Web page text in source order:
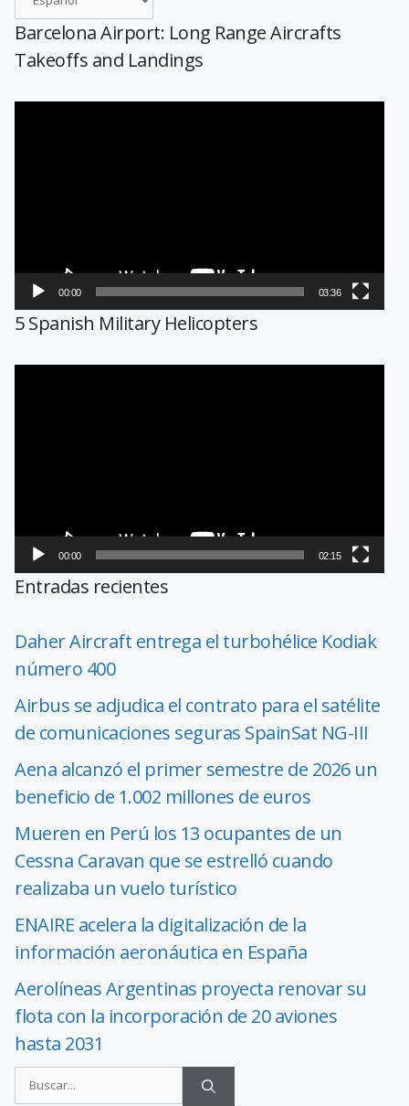
Barcelona Airport: Long Range Aircrafts
Takeoffs and Landings
00:00 03:36
5 Spanish Military Helicopters
00:00 02:15
Entradas recientes
Daher Aircraft entrega el turbohélice Kodiak
número 400
Airbus se adjudica el contrato para el satélite
de comunicaciones seguras SpainSat NG-III
Aena alcanzó el primer semestre de 2026 un
beneficio de 1.002 millones de euros
Mueren en Perú los 13 ocupantes de un
Cessna Caravan que se estrelló cuando
realizaba un vuelo turístico
ENAIRE acelera la digitalización de la
información aeronáutica en España
Aerolíneas Argentinas proyecta renovar su
flota con la incorporación de 20 aviones
hasta 2031